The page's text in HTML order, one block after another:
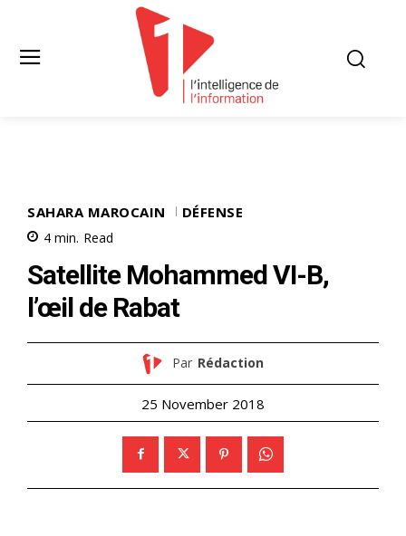
SAHARA MAROCAIN DÉFENSE
4 min. Read
Satellite Mohammed VI-B,
l’œil de Rabat
Par Rédaction
25 November 2018